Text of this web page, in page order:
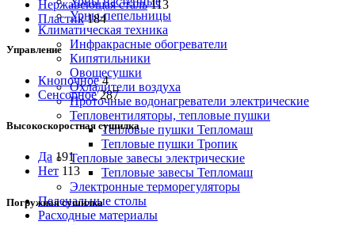
Урны-пепельницы
Климатическая техника
Инфракрасные обогреватели
Кипятильники
Овощесушки
Охладители воздуха
Проточные водонагреватели электрические
Тепловентиляторы, тепловые пушки
Тепловые пушки Тепломаш
Тепловые пушки Тропик
Тепловые завесы электрические
Тепловые завесы Тепломаш
Электронные терморегуляторы
Пеленальные столы
Расходные материалы
Нержавеющая сталь 113
Пластик 184
Управление
Кнопочное 4
Сенсорное 287
Высокоскоростная сушилка
Да 191
Нет 113
Погружная сушилка